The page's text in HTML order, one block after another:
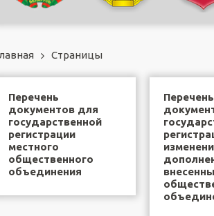
Страницы
Перечень
документов для
государственной
регистрации
местного
общественного
объединения
Перечень